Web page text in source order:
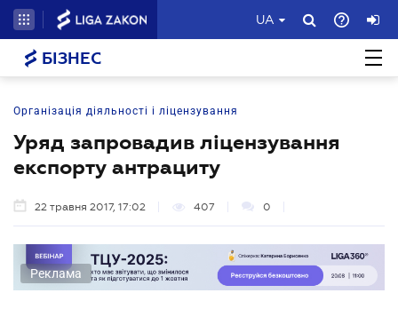
UA
БІЗНЕС
Організація діяльності і ліцензування
Уряд запровадив ліцензування
експорту антрациту
22 травня 2017, 17:02 407 0
Реклама